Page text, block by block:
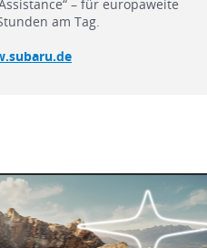
– für europaweite
am Tag.